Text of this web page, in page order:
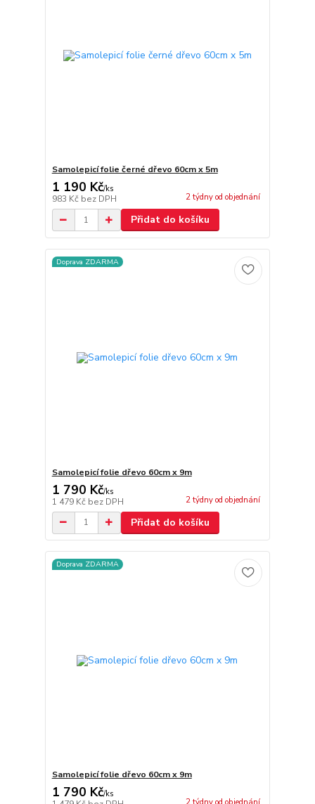
Samolepicí folie černé dřevo 60cm x 5m
1 190 Kč/ks
983 Kč bez DPH 2 týdny od objednání
Přidat do košíku
Doprava ZDARMA
Samolepicí folie dřevo 60cm x 9m
1 790 Kč/ks
1 479 Kč bez DPH 2 týdny od objednání
Přidat do košíku
Doprava ZDARMA
Samolepicí folie dřevo 60cm x 9m
1 790 Kč/ks